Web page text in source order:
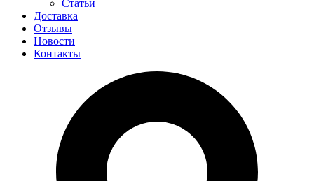
Статьи
Доставка
Отзывы
Новости
Контакты